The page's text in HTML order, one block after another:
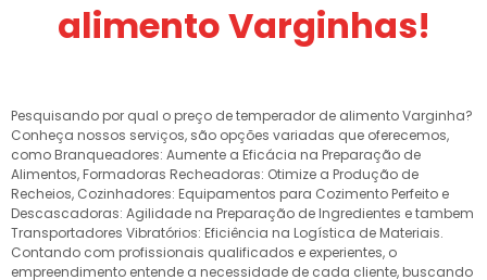
alimento Varginhas!
Pesquisando por qual o preço de temperador de alimento Varginha?
Conheça nossos serviços, são opções variadas que oferecemos,
como Branqueadores: Aumente a Eficácia na Preparação de
Alimentos, Formadoras Recheadoras: Otimize a Produção de
Recheios, Cozinhadores: Equipamentos para Cozimento Perfeito e
Descascadoras: Agilidade na Preparação de Ingredientes e tambem
Transportadores Vibratórios: Eficiência na Logística de Materiais.
Contando com profissionais qualificados e experientes, o
empreendimento entende a necessidade de cada cliente, buscando